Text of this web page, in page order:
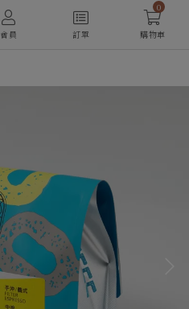
會員 訂單
0
購物車